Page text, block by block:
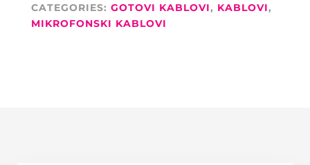
STEREO,
10M
CATEGORIES: GOTOVI KABLOVI, KABLOVI,
MIKROFONSKI KABLOVI